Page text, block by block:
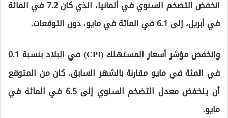
انخفض التضخم السنوي في ألمانيا، الذي كان 7.2 في المائة
في أبريل، إلى 6.1 في المائة في مايو، دون التوقعات.
وانخفض مؤشر أسعار المستهلك (CPI) في البلاد بنسبة 0.1
في المئة في مايو مقارنة بالشهر السابق. كان من المتوقع
أن ينخفض ​​معدل التضخم السنوي إلى 6.5 في المائة في
مايو.